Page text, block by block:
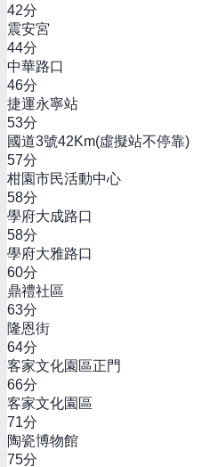
42分
震安宮
44分
中華路口
46分
捷運永寧站
53分
國道3號42Km(虛擬站不停靠)
57分
柑園市民活動中心
58分
學府大成路口
58分
學府大雅路口
60分
鼎禮社區
63分
隆恩街
64分
客家文化園區正門
66分
客家文化園區
71分
陶瓷博物館
75分